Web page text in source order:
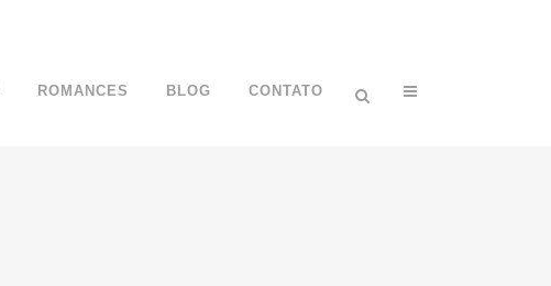
ROMANCES BLOG CONTATO